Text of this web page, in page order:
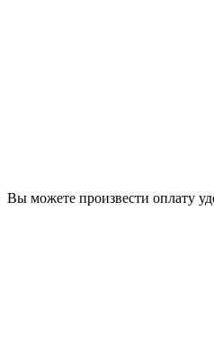
Вы можете произвести оплату